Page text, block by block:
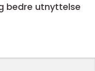
bedre utnyttelse